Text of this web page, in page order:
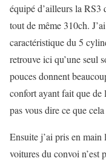
équipé d’ailleurs la
tout de même 310ch.
caractéristique du 5
retrouve ici qu’une seul
pouces donnent
confort ayant fait que de
pas vous dire ce que
Ensuite j’ai pris en
voitures du convoi n’est